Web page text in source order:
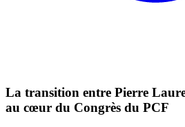
La transition entre Pierre
au cœur du Congrès du PCF